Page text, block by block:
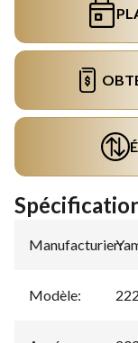
Manufacturier:
Modèle: